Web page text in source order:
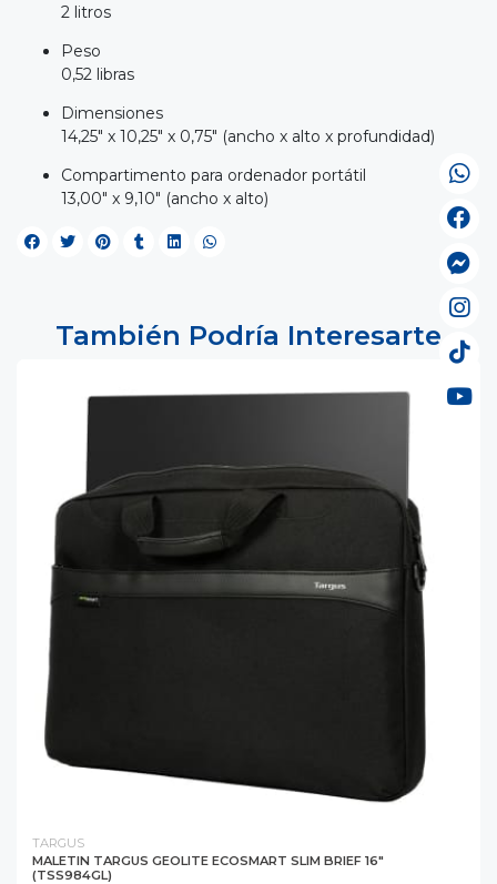
2 litros
Peso
0,52 libras
Dimensiones
14,25" x 10,25" x 0,75" (ancho x alto x profundidad)
Compartimento para ordenador portátil
13,00" x 9,10" (ancho x alto)
También Podría Interesarte
TARGUS
MALETIN TARGUS GEOLITE ECOSMART SLIM BRIEF 16"
(TSS984GL)